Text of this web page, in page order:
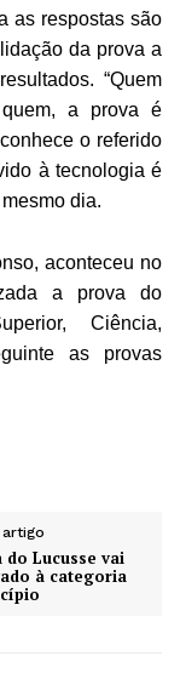
as respostas são
da prova a
“Quem
a prova é
o referido
à tecnologia é
dia.
aconteceu no
a prova do
Ciência,
as provas
do Lucusse vai
à categoria